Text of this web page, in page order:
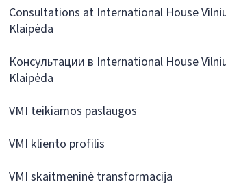
Consultations at International House
Klaipėda
Консультации в International House
Klaipėda
VMI teikiamos paslaugos
VMI kliento profilis
VMI skaitmeninė transformacija